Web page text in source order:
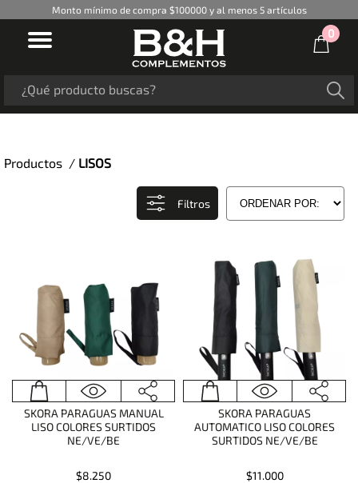
Monto mínimo de compra $100000 y al menos 5 artículos
0
Productos / LISOS
Filtros
SKORA PARAGUAS MANUAL
LISO COLORES SURTIDOS
NE/VE/BE
$8.250
SKORA PARAGUAS
AUTOMATICO LISO COLORES
SURTIDOS NE/VE/BE
$11.000